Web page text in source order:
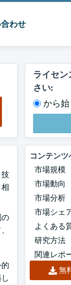
わせ
ライセ
さい:
から始
コンテン
市場規模
市場動向
市場分析
市場シェ
よくある
研究方法
関連レポ
無